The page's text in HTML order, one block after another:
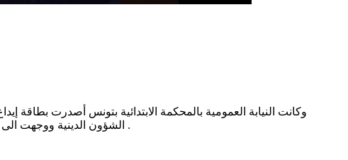
وكانت النيابة العمومية بالمحكمة الابتدائية بتونس أصدرت بطاقة
الشؤون الدينية ووجهت الى بوغلاب تهم تتعلق بالاساءة الى الغير عبر مواقع التواصل الاجتماعي ونسبة أمور غير قانونية الى موظف عمومي وفق ما نقلته موزاييك .